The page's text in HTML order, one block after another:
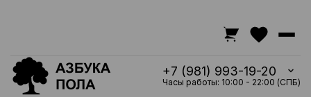
+7 (981) 993-19-20
Часы работы: 10:00 - 22:00 (СПБ)